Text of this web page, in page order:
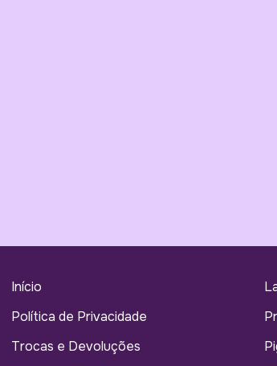
Início
Política de Privacidade
Trocas e Devoluções